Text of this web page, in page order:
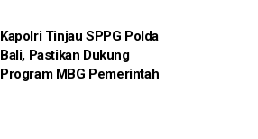
Kapolri Tinjau SPPG Polda
Bali, Pastikan Dukung
Program MBG Pemerintah